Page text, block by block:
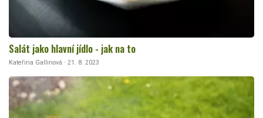
Salát jako hlavní jídlo - jak na to
Kateřina Gallinová · 21. 8. 2023